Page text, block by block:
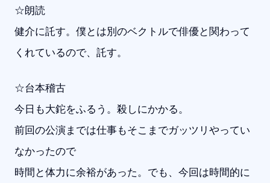
☆朗読
健介に託す。僕とは別のベクトルで俳優と関わって
くれているので、託す。
☆台本稽古
今日も大鉈をふるう。殺しにかかる。
前回の公演までは仕事もそこまでガッツリやってい
なかったので
時間と体力に余裕があった。でも、今回は時間的に